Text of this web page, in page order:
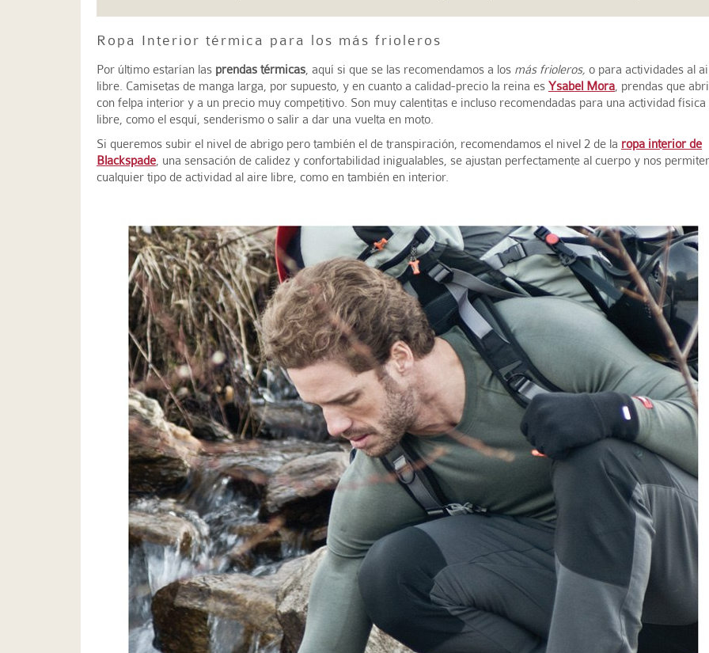
Ropa Interior térmica para los más frioleros
Por último estarían las prendas térmicas, aquí si que se las recomendamos a los más frioleros, o para actividades al
libre. Camisetas de manga larga, por supuesto, y en cuanto a calidad-precio la reina es Ysabel Mora, prendas que
con felpa interior y a un precio muy competitivo. Son muy calentitas e incluso recomendadas para una actividad
libre, como el esquí, senderismo o salir a dar una vuelta en moto.
Si queremos subir el nivel de abrigo pero también el de transpiración, recomendamos el nivel 2 de la ropa interior de
Blackspade, una sensación de calidez y confortabilidad inigualables, se ajustan perfectamente al cuerpo y nos
cualquier tipo de actividad al aire libre, como en también en interior.